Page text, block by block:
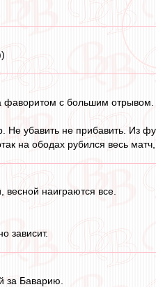
фаворитом с большим
убавить не прибавить. Из
на ободах рубился весь
весной наиграются все.
зависит.
за Баварию.